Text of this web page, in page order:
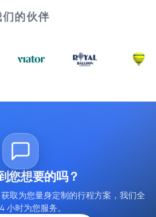
们的伙伴
您想要的吗？
取为您量身定制的行程方案，我们全
小时为您服务。